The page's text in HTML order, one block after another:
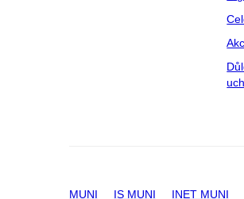
MUNI IS MUNI INET MUNI